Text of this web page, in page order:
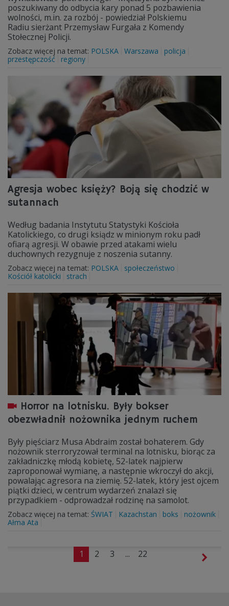
poszukiwany do odbycia kary ponad 5 pozbawienia
wolności, m.in. za rozbój - powiedział Polskiemu
Radiu sierżant Przemysław Furgała z Komendy
Stołecznej Policji.
Zobacz więcej na temat: POLSKA Warszawa
policja
przestępczość
regiony
Agresja wobec księży? Boją się chodzić w
sutannach
Według badania Instytutu Statystyki Kościoła
Katolickiego, co drugi ksiądz w minionym roku padł
ofiarą agresji. W obawie przed atakami wielu
duchownych rezygnuje z noszenia sutanny.
Zobacz więcej na temat: POLSKA
społeczeństwo
Kościół katolicki
strach
Horror na lotnisku. Były bokser
obezwładnił nożownika jednym ruchem
Były pięściarz Musa Abdraim został bohaterem. Gdy
nożownik sterroryzował terminal na lotnisku, biorąc za
zakładniczkę młodą kobietę, 52-latek najpierw
zaproponował wymianę, a następnie wkroczył do akcji,
powalając agresora na ziemię. 52-latek, który jest ojcem
piątki dzieci, w centrum wydarzeń znalazł się
przypadkiem - odprowadzał rodzinę na samolot.
Zobacz więcej na temat: ŚWIAT Kazachstan boks
nożownik
Ałma Ata
1 2 3 ... 22